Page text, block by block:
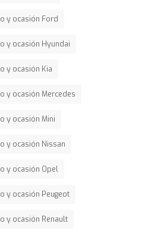
y ocasión Ford
y ocasión Hyundai
y ocasión Kia
y ocasión Mercedes
y ocasión Mini
y ocasión Nissan
y ocasión Opel
y ocasión Peugeot
y ocasión Renault